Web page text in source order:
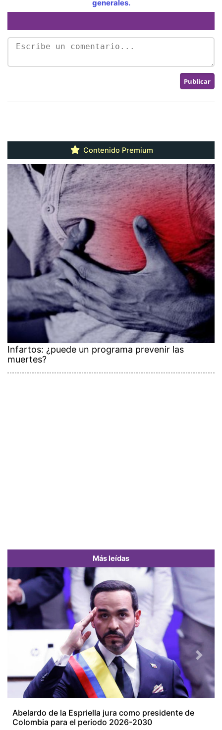
generales.
Contenido Premium
Infartos: ¿puede un programa prevenir las
muertes?
Más leídas
Abelardo de la Espriella jura como presidente de
Colombia para el periodo 2026-2030
Previous Next